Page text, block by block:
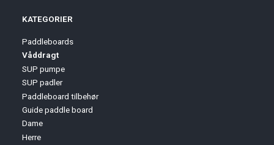
KATEGORIER
Paddleboards
Våddragt
SUP pumpe
SUP padler
Paddleboard tilbehør
Guide paddle board
Dame
Herre